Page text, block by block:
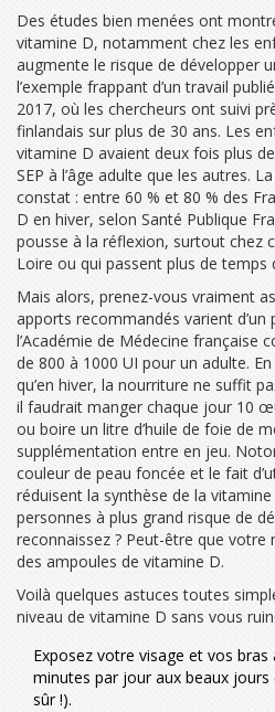
Des études bien menées ont
vitamine D, notamment chez les
augmente le risque de développer
l’exemple frappant d’un travail
2017, où les chercheurs ont suivi
finlandais sur plus de 30 ans. Les
vitamine D avaient deux fois plus
SEP à l’âge adulte que les autres.
constat : entre 60 % et 80 % des
D en hiver, selon Santé Publique
pousse à la réflexion, surtout chez
Loire ou qui passent plus de temps
Mais alors, prenez-vous vraiment
apports recommandés varient d’un
l’Académie de Médecine française
de 800 à 1000 UI pour un adulte.
qu’en hiver, la nourriture ne suffit
il faudrait manger chaque jour 10
ou boire un litre d’huile de foie de
supplémentation entre en jeu.
couleur de peau foncée et le fait
réduisent la synthèse de la
personnes à plus grand risque de
reconnaissez ? Peut-être que
des ampoules de vitamine D.
Voilà quelques astuces toutes
niveau de vitamine D sans vous
Exposez votre visage et vos
minutes par jour aux beaux jours
sûr !).